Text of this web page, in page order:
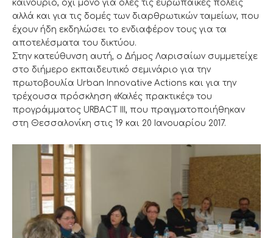
καινούριο, όχι μόνο για όλες τις ευρωπαϊκές πόλεις
αλλά και για τις δομές των διαρθρωτικών ταμείων, που
έχουν ήδη εκδηλώσει το ενδιαφέρον τους για τα
αποτελέσματα του δικτύου.
Στην κατεύθυνση αυτή, ο Δήμος Λαρισαίων συμμετείχε
στο διήμερο εκπαιδευτικό σεμινάριο για την
πρωτοβουλία Urban Innovative Actions και για την
τρέχουσα πρόσκληση «Καλές πρακτικές» του
προγράμματος URBACT III, που πραγματοποιήθηκαν
στη Θεσσαλονίκη στις 19 και 20 Ιανουαρίου 2017.